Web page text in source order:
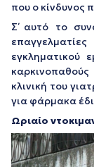
που ο κίνδυνος
Σ΄ αυτό το
εγκληματικού
κλινική του
για φάρμακα
Ωριαίο